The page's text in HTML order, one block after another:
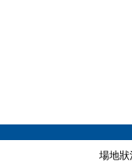
場地